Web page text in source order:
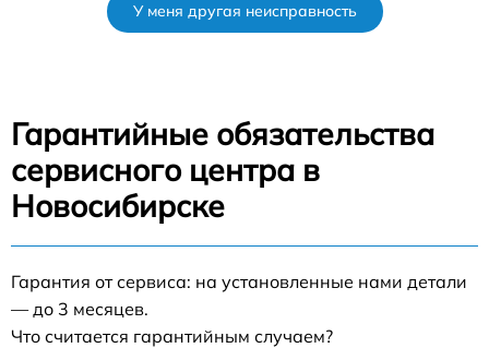
У меня другая неисправность
Гарантийные обязательства
сервисного центра в
Новосибирске
Гарантия от сервиса: на установленные нами детали
— до 3 месяцев.
Что считается гарантийным случаем?